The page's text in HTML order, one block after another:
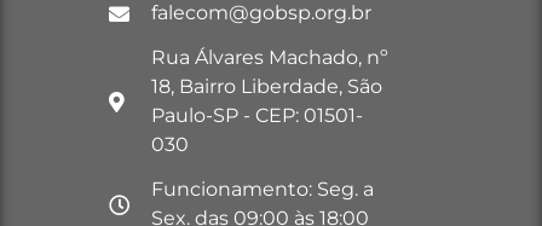
falecom@gobsp.org.br
Rua Álvares Machado, nº
18, Bairro Liberdade, São
Paulo-SP - CEP: 01501-
030
Funcionamento: Seg. a
Sex. das 09:00 às 18:00